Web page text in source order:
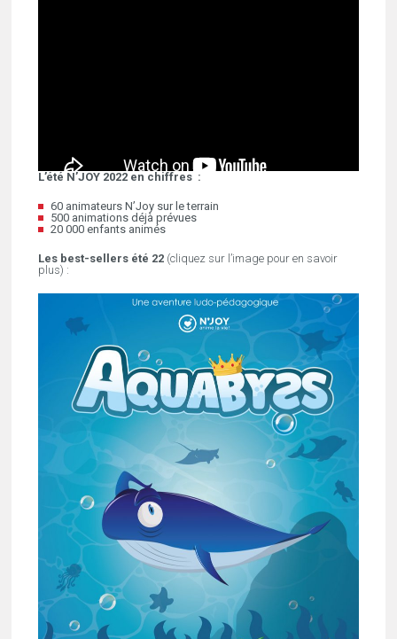
L’été N’JOY 2022 en chiffres :
60 animateurs N’Joy sur le terrain
500 animations déjà prévues
20 000 enfants animés
Les best-sellers été 22 (cliquez sur l’image pour en savoir
plus) :